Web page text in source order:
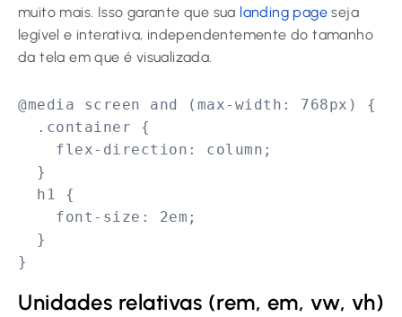
muito mais. Isso garante que sua landing page seja
legível e interativa, independentemente do tamanho
da tela em que é visualizada.
@media screen and (max-width: 768px) {
}
Unidades relativas (rem, em, vw, vh)